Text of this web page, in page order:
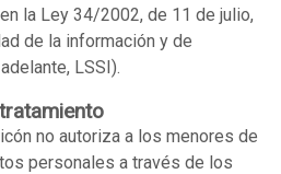
la Ley 34/2002, de 11 de julio,
de la información y de
LSSI).
no autoriza a los menores de
personales a través de los